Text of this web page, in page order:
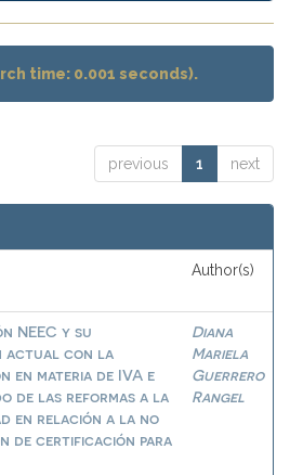
time: 0.001 seconds).
previous 1 next
Author(s)
NEEC y su
actual con la
en materia de IVA e
de las reformas a la
en relación a la no
de certificación para
Diana
Mariela
Guerrero
Rangel